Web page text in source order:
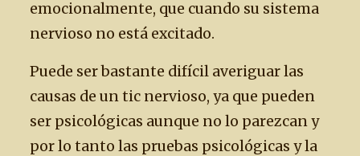
emocionalmente, que cuando su sistema
nervioso no está excitado.
Puede ser bastante difícil averiguar las
causas de un tic nervioso, ya que pueden
ser psicológicas aunque no lo parezcan y
por lo tanto las pruebas psicológicas y la